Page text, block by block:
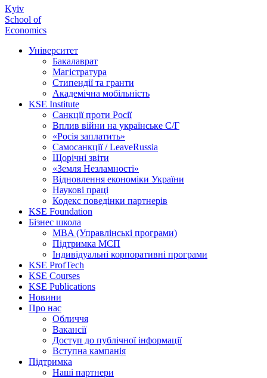
Kyiv
School of
Economics
Університет
Бакалаврат
Магістратура
Стипендії та гранти
Академічна мобільність
KSE Institute
Санкції проти Росії
Вплив війни на українське С/Г
«Росія заплатить»
Самосанкції / LeaveRussia
Щорічні звіти
«Земля Незламності»
Відновлення економіки України
Наукові праці
Кодекс поведінки партнерів
KSE Foundation
Бізнес школа
MBA (Управлінські програми)
Підтримка МСП
Індивідуальні корпоративні програми
KSE ProfTech
KSE Courses
KSE Publications
Новини
Про нас
Обличчя
Вакансії
Доступ до публічної інформації
Вступна кампанія
Підтримка
Наші партнери